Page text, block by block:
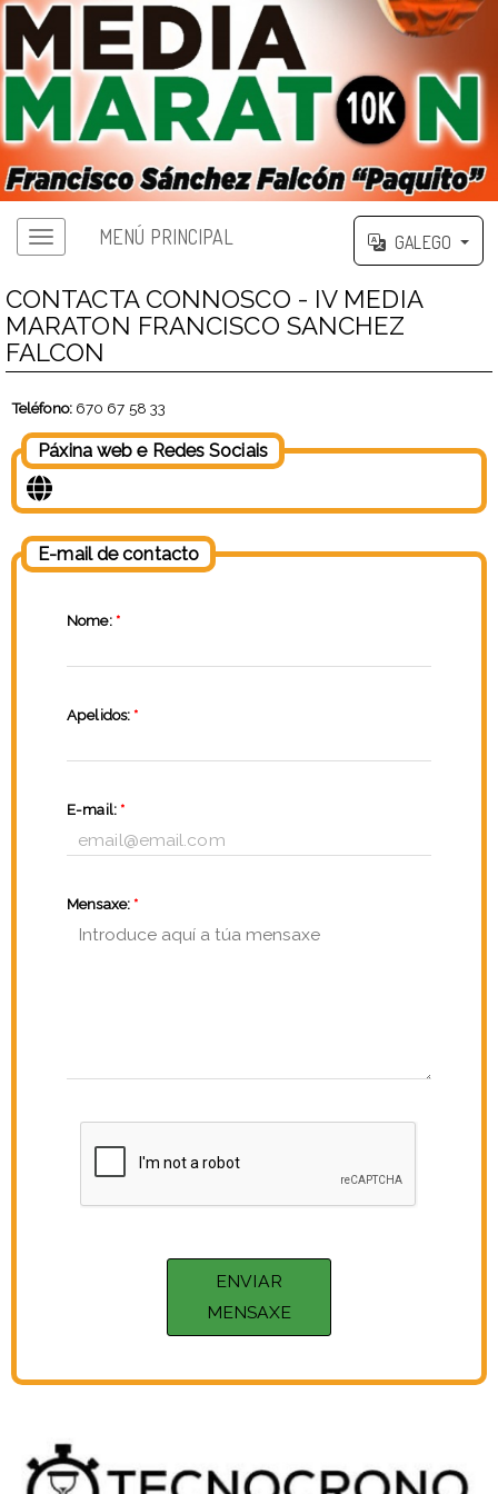
MENÚ PRINCIPAL GALEGO
CONTACTA CONNOSCO - IV MEDIA
MARATON FRANCISCO SANCHEZ
FALCON
Teléfono:670 67 58 33
Páxina web e Redes Sociais
E-mail de contacto
Nome: *
Apelidos: *
E-mail: *
Mensaxe: *